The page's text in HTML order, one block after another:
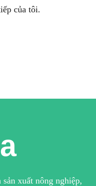
của tôi.
xuất nông nghiệp,